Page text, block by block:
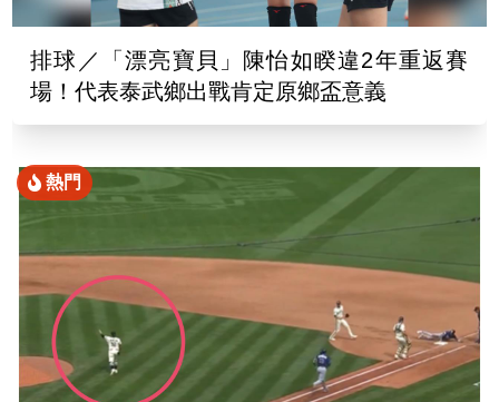
排球／「漂亮寶貝」陳怡如睽違2年重返賽
場！代表泰武鄉出戰肯定原鄉盃意義
熱門